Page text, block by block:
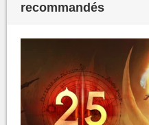
recommandés